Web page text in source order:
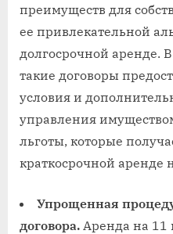
преимуществ для
ее привлекательной
долгосрочной аренде.
такие договоры
условия и
управления
льготы, которые
краткосрочной аренде
Упрощенная
договора. Аренда на 11